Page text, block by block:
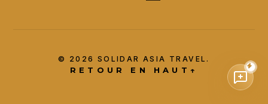
© 2026 SOLIDAR ASIA TRAVEL.
RETOUR EN HAUT ↑